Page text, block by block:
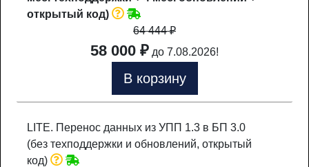
открытый код)
64 444₽
58 000 ₽ до 7.08.2026!
В корзину
LITE. Перенос данных из УПП 1.3 в БП 3.0
(без техподдержки и обновлений, открытый
код)